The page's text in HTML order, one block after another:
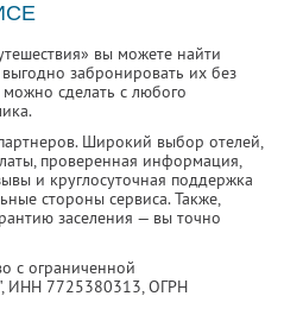
вы можете найти
забронировать их без
сделать с любого
Широкий выбор отелей,
проверенная информация,
и круглосуточная поддержка
стороны сервиса. Также,
заселения — вы точно
с ограниченной
ИНН 7725380313, ОГРН